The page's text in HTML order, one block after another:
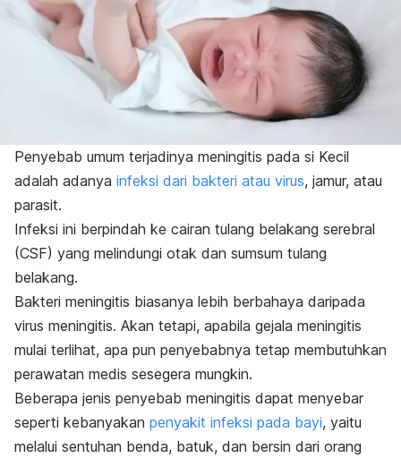
Penyebab umum terjadinya meningitis pada si Kecil
adalah adanya infeksi dari bakteri atau virus, jamur, atau
parasit.
Infeksi ini berpindah ke cairan tulang belakang serebral
(CSF) yang melindungi otak dan sumsum tulang
belakang.
Bakteri meningitis biasanya lebih berbahaya daripada
virus meningitis. Akan tetapi, apabila gejala meningitis
mulai terlihat, apa pun penyebabnya tetap membutuhkan
perawatan medis sesegera mungkin.
Beberapa jenis penyebab meningitis dapat menyebar
seperti kebanyakan penyakit infeksi pada bayi, yaitu
melalui sentuhan benda, batuk, dan bersin dari orang